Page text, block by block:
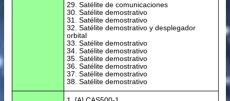
29. Satélite de comunicaciones
30. Satélite demostrativo
31. Satélite demostrativo
32. Satélite demostrativo y desplegador
orbital
33. Satélite demostrativo
34. Satélite demostrativo
35. Satélite demostrativo
36. Satélite demostrativo
37. Satélite demostrativo
38. Satélite demostrativo